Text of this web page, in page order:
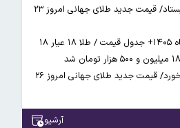
طلا در پایین‌ترین سطح قیمتی ایستاد/ قیمت جدید طلای جهانی امروز ۲۳
آخرین قیمت طلا و سکه ۲۷ تیرماه ۱۴۰۵+ جدول قیمت / طلا ۱۸ عیار ۱۸
بزرگ‌ترین کاهش قیمت طلا رقم خورد/ قیمت جدید طلای جهانی امروز ۲۶
آرشیو